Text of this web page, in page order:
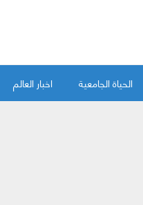
الحياة الجامعية اخبار العالم